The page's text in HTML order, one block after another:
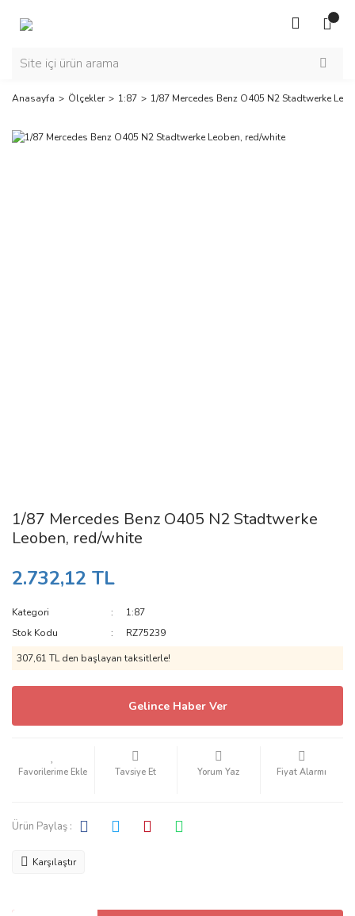
Anasayfa Ölçekler 1:87 1/87 Mercedes Benz O405 N2 Stadtwerke
1/87 Mercedes Benz O405 N2 Stadtwerke
Leoben, red/white
2.732,12 TL
Kategori
1:87
Stok Kodu
RZ75239
307,61 TL den başlayan taksitlerle!
Gelince Haber Ver
Tavsiye Et Yorum Yaz Fiyat Alarmı
Ürün Paylaş :
Karşılaştır